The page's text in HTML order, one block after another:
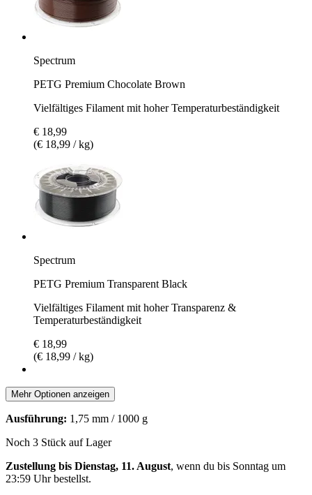
Spectrum
PETG Premium Chocolate Brown
Vielfältiges Filament mit hoher Temperaturbeständigkeit
€ 18,99
(€ 18,99 / kg)
Spectrum
PETG Premium Transparent Black
Vielfältiges Filament mit hoher Transparenz &
Temperaturbeständigkeit
€ 18,99
(€ 18,99 / kg)
Mehr Optionen anzeigen
Ausführung: 1,75 mm / 1000 g
Noch 3 Stück auf Lager
Zustellung bis Dienstag, 11. August, wenn du bis Sonntag um
23:59 Uhrbestellst.